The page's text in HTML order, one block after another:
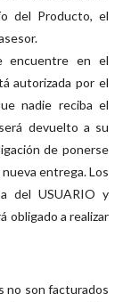
del Producto, el
encuentre en el
autorizada por el
nadie reciba el
devuelto a su
de ponerse
entrega. Los
del USUARIO y
obligado a realizar
no son facturados